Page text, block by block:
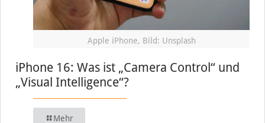
Apple iPhone, Bild: Unsplash
iPhone 16: Was ist „Camera Control“ und
„Visual Intelligence“?
Mehr